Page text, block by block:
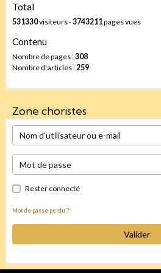
Total
531330visiteurs -3743211pages vues
Contenu
Nombre de pages :308
Nombre d'articles : 259
Zone choristes
Rester connecté
Mot de passe perdu ?
Valider